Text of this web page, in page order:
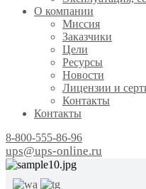
О компании
Миссия
Заказчики
Цели
Ресурсы
Новости
Лицензии и
Контакты
Контакты
8-800-555-86-96
ups@ups-online.ru